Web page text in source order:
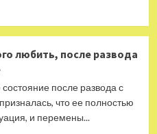
любить, после развода
после развода с
что ее полностью
и перемены...